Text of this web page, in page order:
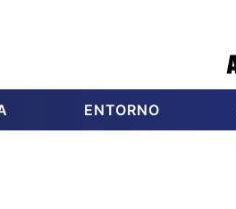
ENTORNO